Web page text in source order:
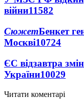
війни11582
СюжетБенкет
Москві10724
ЄС відзавтра
України10029
Читати коментарі